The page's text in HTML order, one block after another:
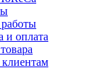
и оплата